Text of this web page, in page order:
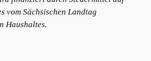
vom Sächsischen Landtag
Haushaltes.